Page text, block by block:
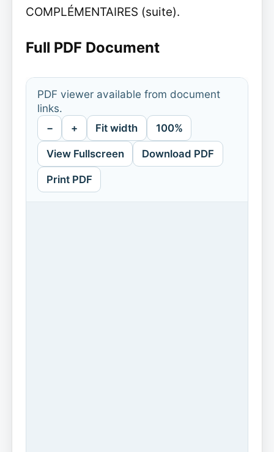
COMPLÉMENTAIRES (suite).
Full PDF Document
PDF viewer available from document
links.
− + Fit width 100%
View Fullscreen Download PDF
Print PDF